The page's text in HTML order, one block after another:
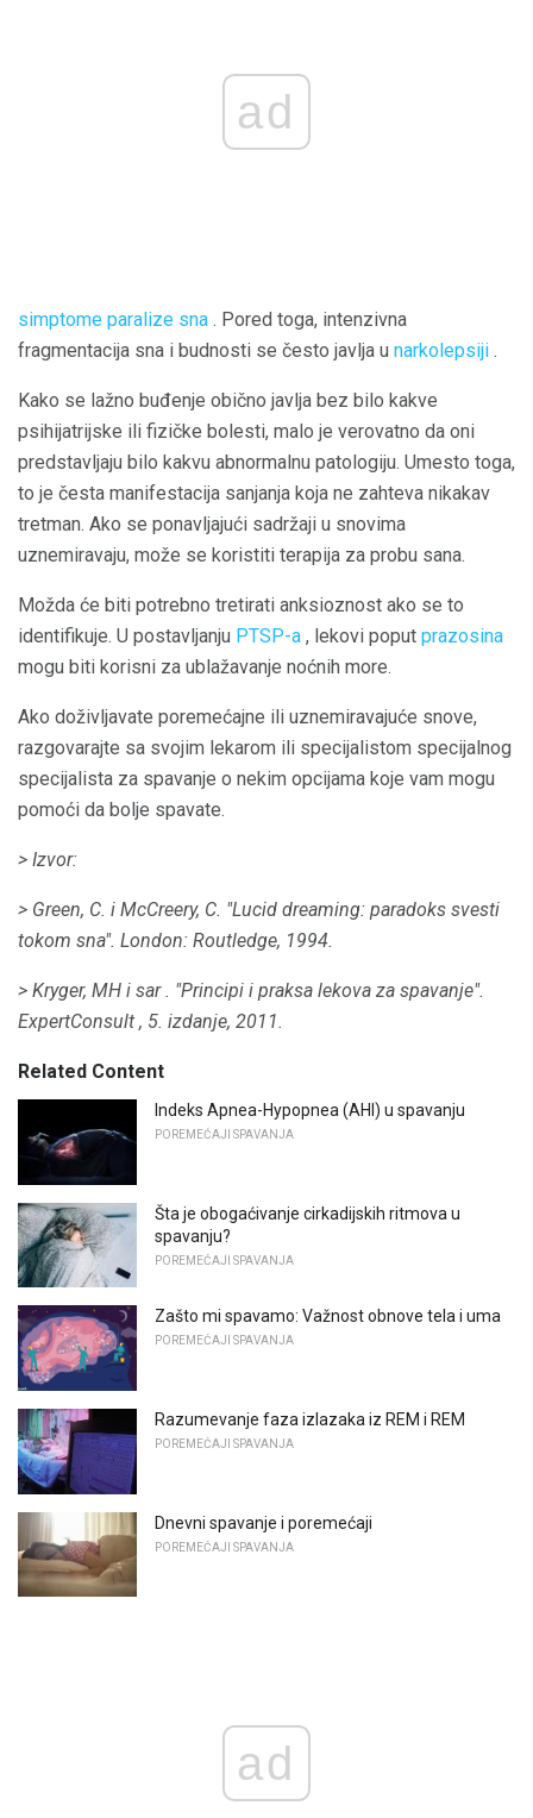
ad
simptome paralize sna . Pored toga, intenzivna
fragmentacija sna i budnosti se često javlja u narkolepsiji .
Kako se lažno buđenje obično javlja bez bilo kakve
psihijatrijske ili fizičke bolesti, malo je verovatno da oni
predstavljaju bilo kakvu abnormalnu patologiju. Umesto toga,
to je česta manifestacija sanjanja koja ne zahteva nikakav
tretman. Ako se ponavljajući sadržaji u snovima
uznemiravaju, može se koristiti terapija za probu sana.
Možda će biti potrebno tretirati anksioznost ako se to
identifikuje. U postavljanju PTSP-a , lekovi poput prazosina
mogu biti korisni za ublažavanje noćnih more.
Ako doživljavate poremećajne ili uznemiravajuće snove,
razgovarajte sa svojim lekarom ili specijalistom specijalnog
specijalista za spavanje o nekim opcijama koje vam mogu
pomoći da bolje spavate.
> Izvor:
> Green, C. i McCreery, C. "Lucid dreaming: paradoks svesti
tokom sna". London: Routledge, 1994.
> Kryger, MH i sar. "Principi i praksa lekova za spavanje".
ExpertConsult , 5. izdanje, 2011.
Related Content
Indeks Apnea-Hypopnea (AHI) u spavanju
POREMEĆAJI SPAVANJA
Šta je obogaćivanje cirkadijskih ritmova u
spavanju?
POREMEĆAJI SPAVANJA
Zašto mi spavamo: Važnost obnove tela i uma
POREMEĆAJI SPAVANJA
Razumevanje faza izlazaka iz REM i REM
POREMEĆAJI SPAVANJA
Dnevni spavanje i poremećaji
POREMEĆAJI SPAVANJA
ad